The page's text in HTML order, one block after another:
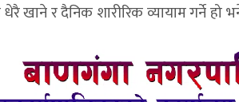
र दैनिक शारीरिक व्यायाम गर्ने हो